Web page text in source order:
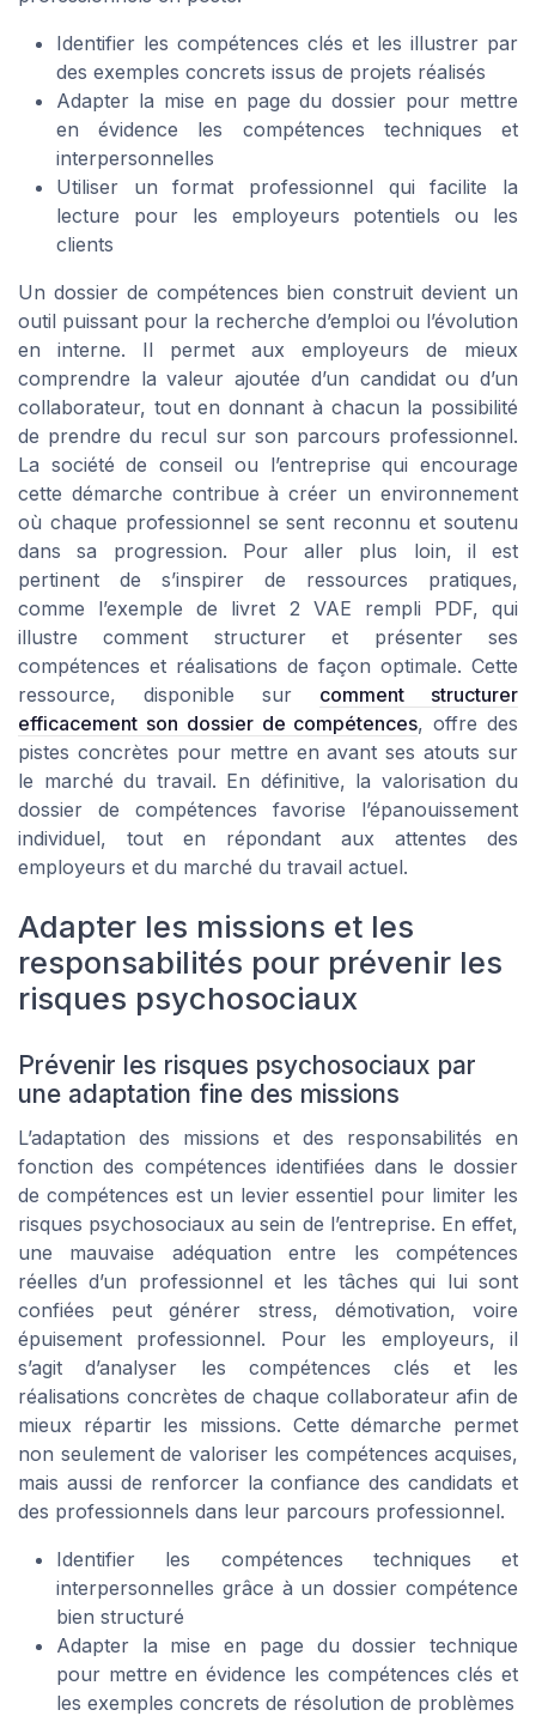
Identifier les compétences clés et les illustrer par
des exemples concrets issus de projets réalisés
Adapter la mise en page du dossier pour mettre
en évidence les compétences techniques et
interpersonnelles
Utiliser un format professionnel qui facilite la
lecture pour les employeurs potentiels ou les
clients
Un dossier de compétences bien construit devient un
outil puissant pour la recherche d’emploi ou l’évolution
en interne. Il permet aux employeurs de mieux
comprendre la valeur ajoutée d’un candidat ou d’un
collaborateur, tout en donnant à chacun la possibilité
de prendre du recul sur son parcours professionnel.
La société de conseil ou l’entreprise qui encourage
cette démarche contribue à créer un environnement
où chaque professionnel se sent reconnu et soutenu
dans sa progression. Pour aller plus loin, il est
pertinent de s’inspirer de ressources pratiques,
comme l’exemple de livret 2 VAE rempli PDF, qui
illustre comment structurer et présenter ses
compétences et réalisations de façon optimale. Cette
ressource, disponible sur comment structurer
efficacement son dossier de compétences, offre des
pistes concrètes pour mettre en avant ses atouts sur
le marché du travail. En définitive, la valorisation du
dossier de compétences favorise l’épanouissement
individuel, tout en répondant aux attentes des
employeurs et du marché du travail actuel.
Adapter les missions et les
responsabilités pour prévenir les
risques psychosociaux
Prévenir les risques psychosociaux par
une adaptation fine des missions
L’adaptation des missions et des responsabilités en
fonction des compétences identifiées dans le dossier
de compétences est un levier essentiel pour limiter les
risques psychosociaux au sein de l’entreprise. En effet,
une mauvaise adéquation entre les compétences
réelles d’un professionnel et les tâches qui lui sont
confiées peut générer stress, démotivation, voire
épuisement professionnel. Pour les employeurs, il
s’agit d’analyser les compétences clés et les
réalisations concrètes de chaque collaborateur afin de
mieux répartir les missions. Cette démarche permet
non seulement de valoriser les compétences acquises,
mais aussi de renforcer la confiance des candidats et
des professionnels dans leur parcours professionnel.
Identifier les compétences techniques et
interpersonnelles grâce à un dossier compétence
bien structuré
Adapter la mise en page du dossier technique
pour mettre en évidence les compétences clés et
les exemples concrets de résolution de problèmes